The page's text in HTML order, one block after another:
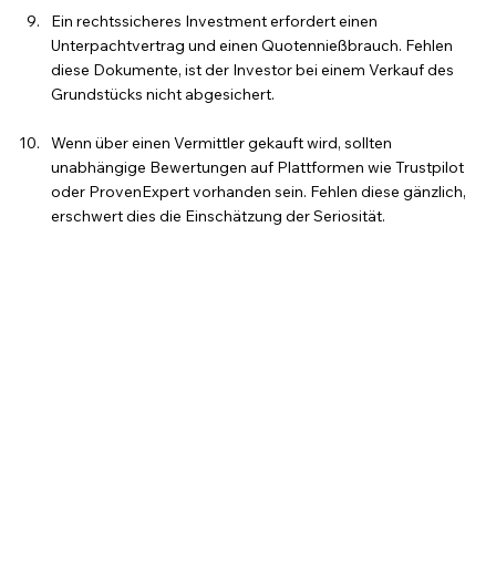
Ein rechtssicheres Investment erfordert einen
Unterpachtvertrag und einen Quotennießbrauch. Fehlen
diese Dokumente, ist der Investor bei einem Verkauf des
Grundstücks nicht abgesichert.
Wenn über einen Vermittler gekauft wird, sollten
unabhängige Bewertungen auf Plattformen wie Trustpilot
oder ProvenExpert vorhanden sein. Fehlen diese gänzlich,
erschwert dies die Einschätzung der Seriosität.